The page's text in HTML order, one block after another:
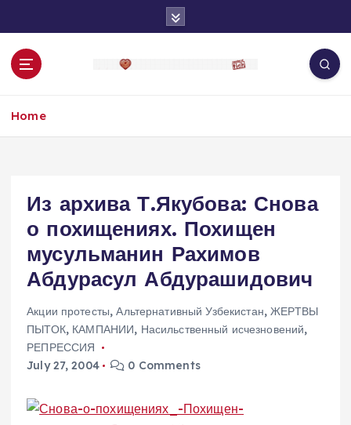
o
Home
Из архива Т.Якубова: Снова
о похищениях. Похищен
мусульманин Рахимов
Абдурасул Абдурашидович
Акции протесты,Альтернативный Узбекистан,ЖЕРТВЫ
ПЫТОК, КАМПАНИИ, Насильственный исчезновений,
РЕПРЕССИЯ
July 27, 2004
0 Comments